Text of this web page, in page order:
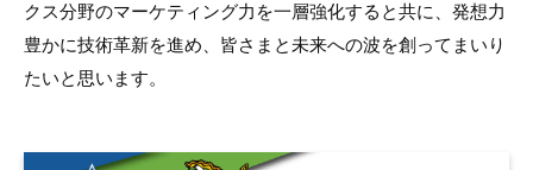
クス分野のマーケティング力を一層強化すると共に、発想力
豊かに技術革新を進め、皆さまと未来への波を創ってまいり
たいと思います。